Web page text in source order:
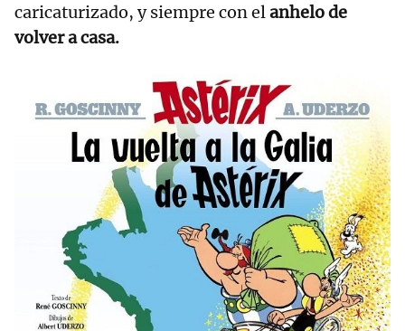
caricaturizado, y siempre con el anhelo de
volver a casa.